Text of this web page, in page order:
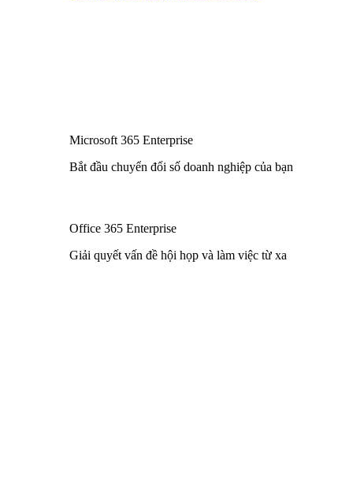
Microsoft 365 Enterprise
Bắt đầu chuyển đổi số doanh nghiệp của bạn
Office 365 Enterprise
Giải quyết vấn đề hội họp và làm việc từ xa